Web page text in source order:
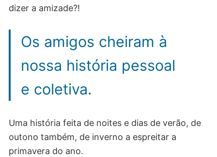
dizer a amizade?!
Os amigos cheiram à
nossa história pessoal
e coletiva.
Uma história feita de noites e dias de verão, de
outono também, de inverno a espreitar a
primavera do ano.